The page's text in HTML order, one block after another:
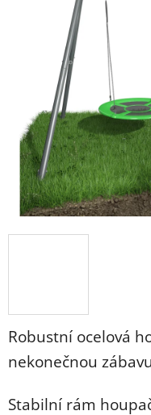
Robustní ocelová
nekonečnou
Stabilní rám
hvězdiček.